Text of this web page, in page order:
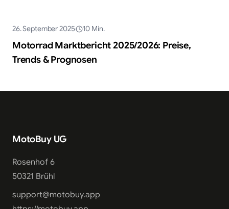
Markt & Trends
26. September 2025 10Min.
Motorrad Marktbericht 2025/2026: Preise,
Trends & Prognosen
MotoBuy UG
Rosenhof 6
50321 Brühl
support@motobuy.app